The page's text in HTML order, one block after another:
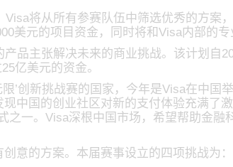
将从所有参赛队伍中筛选优秀的方案
美元的项目资金，同时将和Visa内部的专
品主张解决未来的商业挑战。该计划自
亿美元的资金。
’创新挑战赛的国家，今年是Visa在中国
中国的创业社区对新的支付体验充满了
一。Visa深根中国市场，希望帮助金融
意的方案。本届赛事设立的四项挑战为：